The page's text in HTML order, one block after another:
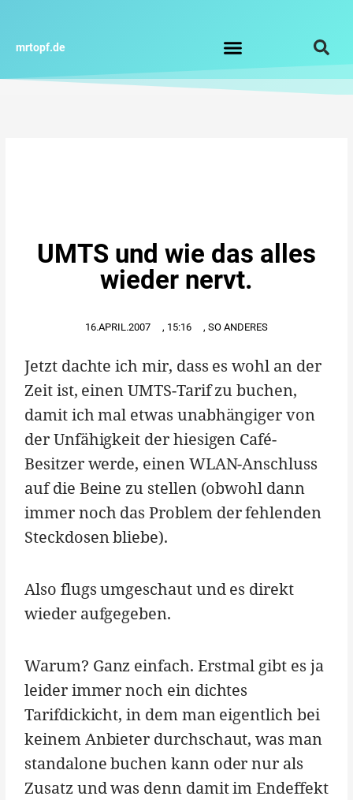
springen
mrtopf.de
UMTS und wie das alles
wieder nervt.
16.APRIL.2007 , 15:16 , SO ANDERES
Jetzt dachte ich mir, dass es wohl an der
Zeit ist, einen UMTS-Tarif zu buchen,
damit ich mal etwas unabhängiger von
der Unfähigkeit der hiesigen Café-
Besitzer werde, einen WLAN-Anschluss
auf die Beine zu stellen (obwohl dann
immer noch das Problem der fehlenden
Steckdosen bliebe).
Also flugs umgeschaut und es direkt
wieder aufgegeben.
Warum? Ganz einfach. Erstmal gibt es ja
leider immer noch ein dichtes
Tarifdickicht, in dem man eigentlich bei
keinem Anbieter durchschaut, was man
standalone buchen kann oder nur als
Zusatz und was denn damit im Endeffekt